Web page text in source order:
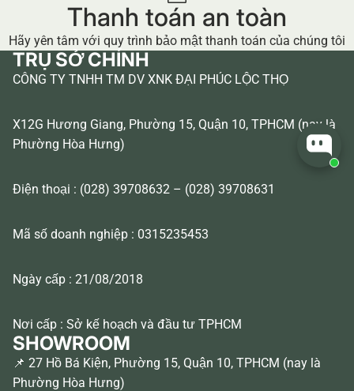
Thanh toán an toàn
Hãy yên tâm với quy trình bảo mật thanh toán của chúng tôi
TRỤ SỞ CHÍNH
CÔNG TY TNHH TM DV XNK ĐẠI PHÚC LỘC THỌ
X12G Hương Giang, Phường 15, Quận 10, TPHCM (nay là
Phường Hòa Hưng)
Điện thoại : (028) 39708632 – (028) 39708631
Mã số doanh nghiệp : 0315235453
Ngày cấp : 21/08/2018
Nơi cấp : Sở kế hoạch và đầu tư TPHCM
SHOWROOM
📌 27 Hồ Bá Kiện, Phường 15, Quận 10, TPHCM (nay là
Phường Hòa Hưng)